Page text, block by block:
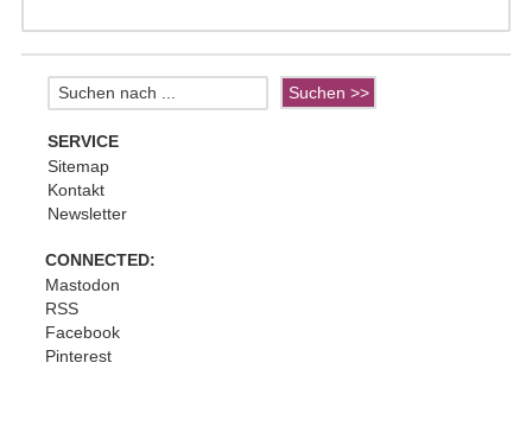
SERVICE
Sitemap
Kontakt
Newsletter
CONNECTED:
Mastodon
RSS
Facebook
Pinterest